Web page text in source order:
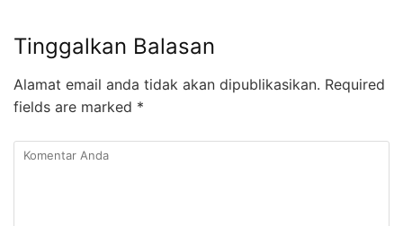
Tinggalkan Balasan
Alamat email anda tidak akan dipublikasikan. Required
fields are marked *